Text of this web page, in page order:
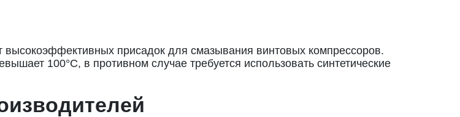
присадок для смазывания винтовых компрессоров.
100°C, в противном случае требуется использовать синтетические